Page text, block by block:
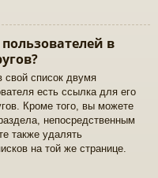
в
свой список двумя
есть ссылка для его
Кроме того, вы можете
непосредственным
также удалять
на той же странице.